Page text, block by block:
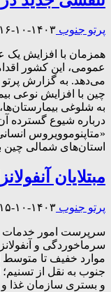
پرتو جنوب ۱۴۰۳-۱۰-۱۶
همزمان با افزایش یک
عمومی، این کشور
می‌دهد. به گزارش پرتو
چین با افزایش نوعی
به شلوغی
درباره شیوع گسترده
«متاپنوموویروس
استان‌های شمالی چین
مبتلایان
پرتو جنوب ۱۴۰۳-۱۰-۱۵
سرپرست امور خدمات
سرماخوردگی و
موارد خفیف تا متوسط
جنوب به نقل از
و بستری سازمان غذا و